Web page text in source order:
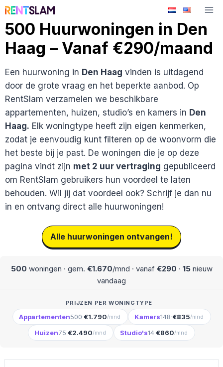
Ga
de
inhoud
500 Huurwoningen in Den
Haag – Vanaf €290/maand
Een huurwoning in Den Haag vinden is uitdagend
door de grote vraag en het beperkte aanbod. Op
RentSlam verzamelen we beschikbare
appartementen, huizen, studio’s en kamers in Den
Haag. Elk woningtype heeft zijn eigen kenmerken,
zodat je eenvoudig kunt filteren op de woonvorm die
het beste bij je past. De woningen die je op deze
pagina vindt zijn met 2 uur vertraging gepubliceerd
om RentSlam gebruikers hun voordeel te laten
behouden. Wil jij dat voordeel ook? Schrijf je dan nu
in en ontvang direct alle huurwoningen!
Alle huurwoningen ontvangen!
500 woningen · gem. €1.670/mnd · vanaf €290 · 15nieuw
vandaag
PRIJZEN PER WONINGTYPE
Appartementen500·€1.790/mnd Kamers148·€835/mnd
Huizen75·€2.490/mnd Studio's14·€860/mnd